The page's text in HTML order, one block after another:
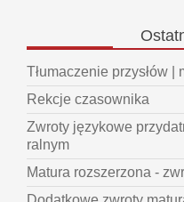
Tłumaczenie przysłów |
Rekcje czasownika
Zwroty językowe
ralnym
Matura rozszerzona -